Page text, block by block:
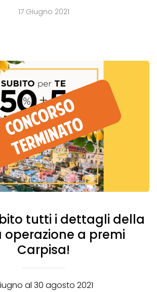
17 Giugno 2021
tutti i dettagli della
operazione a premi
Carpisa!
al 30 agosto 2021